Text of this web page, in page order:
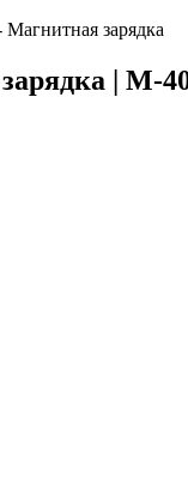
Магнитная зарядка
| M-